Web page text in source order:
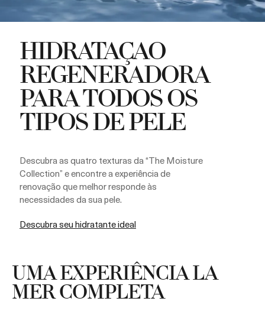
HIDRATAÇÃO
REGENERADORA
PARA TODOS OS
TIPOS DE PELE
Descubra as quatro texturas da “The Moisture
Collection” e encontre a experiência de
renovação que melhor responde às
necessidades da sua pele.
Descubra seu hidratante ideal
UMA EXPERIÊNCIA LA
MER COMPLETA